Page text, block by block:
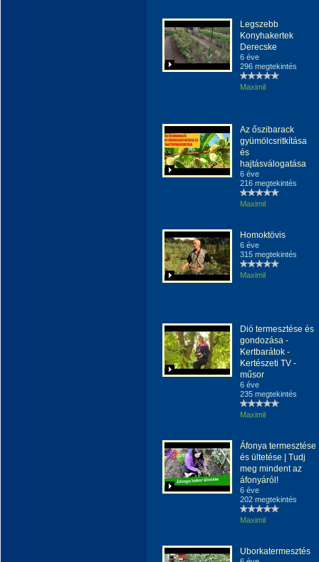
Legszebb
Konyhakertek
Derecske
6 éve
296 megtekintés
Maximil
Az őszibarack
gyümölcsritkítása
és
hajtásválogatása
6 éve
216 megtekintés
Maximil
Homoktövis
6 éve
315 megtekintés
Maximil
Dió termesztése és
gondozása -
Kertbarátok -
Kertészeti TV -
műsor
6 éve
235 megtekintés
Maximil
Áfonya termesztése
és ültetése | Tudj
meg mindent az
áfonyáról!
6 éve
202 megtekintés
Maximil
Uborkatermesztés